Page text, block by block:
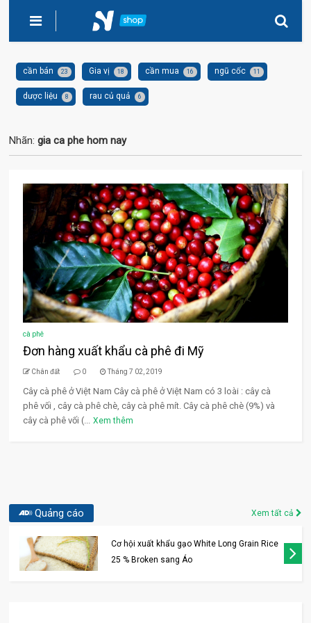
cần bán 23 Gia vị 18 cần mua 16 ngũ cốc 11
dược liệu 8 rau củ quả 6
Nhãn:gia ca phe hom nay
cà phê
Đơn hàng xuất khẩu cà phê đi Mỹ
Chân đất 0 Tháng 7 02, 2019
Cây cà phê ở Việt Nam Cây cà phê ở Việt Nam có 3 loài : cây cà
phê vối , cây cà phê chè, cây cà phê mít. Cây cà phê chè (9%) và
cây cà phê vối (... Xem thêm
Quảng cáo Xem tất cả
Cơ hội xuất khẩu gạo White Long Grain Rice
25 % Broken sang Áo